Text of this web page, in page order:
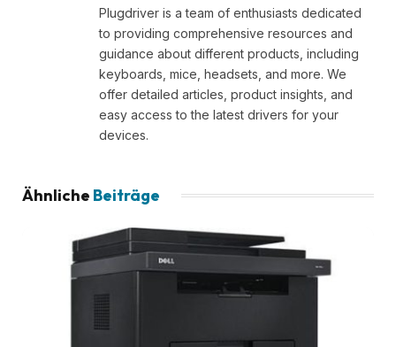
Plugdriver is a team of enthusiasts dedicated
to providing comprehensive resources and
guidance about different products, including
keyboards, mice, headsets, and more. We
offer detailed articles, product insights, and
easy access to the latest drivers for your
devices.
Ähnliche Beiträge